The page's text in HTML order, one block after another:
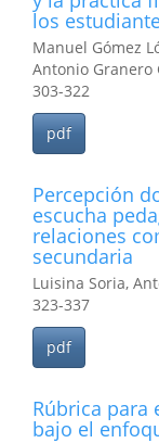
los
Manuel Gómez
Antonio Granero
303-322
pdf
Percepción
escucha
relaciones
secundaria
Luisina Soria,
323-337
pdf
Rúbrica para
bajo el